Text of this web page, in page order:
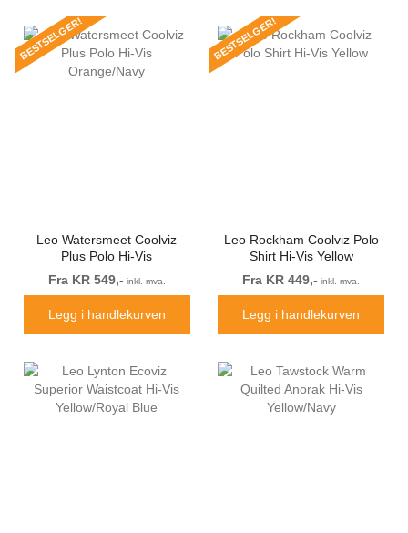
Leo Watersmeet Coolviz
Plus Polo Hi-Vis
Orange/Navy
BESTSELGER!
Fra KR 549,- inkl. mva.
Legg i handlekurven
Leo Rockham Coolviz Polo
Shirt Hi-Vis Yellow
BESTSELGER!
Fra KR 449,- inkl. mva.
Legg i handlekurven